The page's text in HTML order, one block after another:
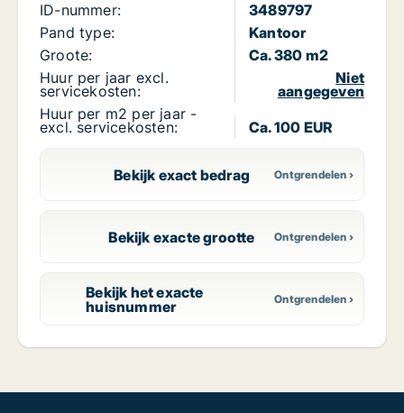
ID-nummer:
3489797
Pand type:
Kantoor
Groote:
Ca. 380 m2
Huur per jaar excl.
servicekosten:
Niet
aangegeven
Huur per m2 per jaar -
excl. servicekosten: Ca. 100 EUR
Bekijk exact bedrag
Bekijk exacte grootte
Bekijk het exacte
huisnummer